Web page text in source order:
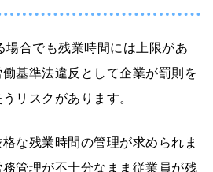
合でも残業時間には上限があ
基準法違反として企業が罰則を
リスクがあります。
な残業時間の管理が求められま
管理が不十分なまま従業員が残